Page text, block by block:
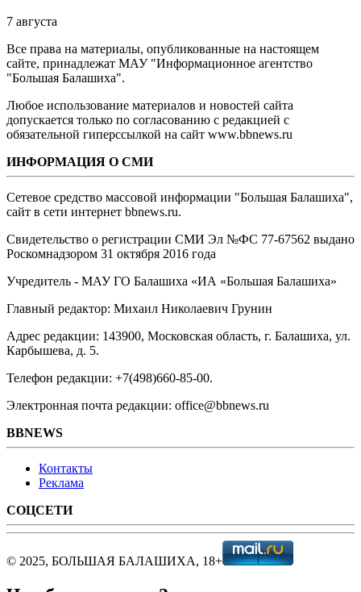
7 августа
Все права на материалы, опубликованные на настоящем
сайте, принадлежат МАУ "Информационное агентство
"Большая Балашиха".
Любое использование материалов и новостей сайта
допускается только по согласованию с редакцией с
обязательной гиперссылкой на сайт www.bbnews.ru
ИНФОРМАЦИЯ О СМИ
Сетевое средство массовой информации "Большая Балашиха",
сайт в сети интернет bbnews.ru.
Свидетельство о регистрации СМИ Эл №ФС ‎77-67562 выдано
Роскомнадзором 31 октября 2016 года
Учредитель - МАУ ГО Балашиха «ИА «Большая Балашиха»
Главный редактор: Михаил Николаевич Грунин
Адрес редакции: 143900, Московская область, г. Балашиха, ул.
Карбышева, д. 5.
Телефон редакции: +7(498)660-85-00.
Электронная почта редакции: office@bbnews.ru
BBNEWS
Контакты
Реклама
СОЦСЕТИ
© 2025, БОЛЬШАЯ БАЛАШИХА, 18+